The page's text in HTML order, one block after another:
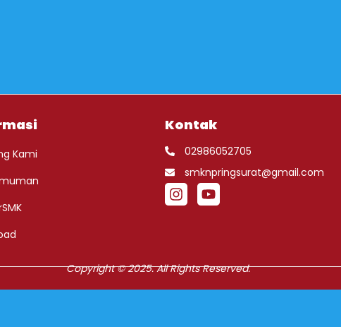
Kami
Kontak
02986052705
smknpringsurat@gmail.com
Copyright © 2025. All Rights Reserved.